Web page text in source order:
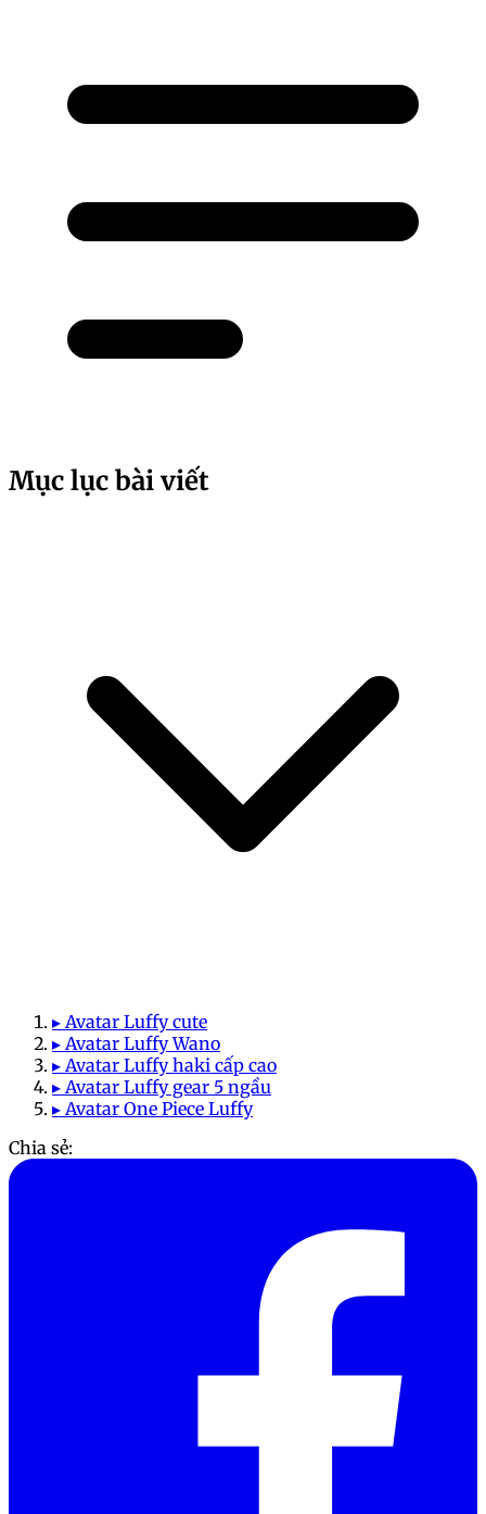
Mục lục bài viết
▸ Avatar Luffy cute
▸ Avatar Luffy Wano
▸ Avatar Luffy haki cấp cao
▸ Avatar Luffy gear 5 ngầu
▸ Avatar One Piece Luffy
Chia sẻ: